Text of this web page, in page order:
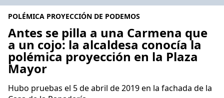
POLÉMICA PROYECCIÓN DE PODEMOS
Antes se pilla a una Carmena que
a un cojo: la alcaldesa conocía la
polémica proyección en la Plaza
Mayor
Hubo pruebas el 5 de abril de 2019 en la fachada de la